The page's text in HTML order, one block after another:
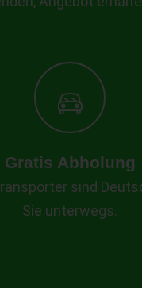
Gratis Abholung
sind
Sie unterwegs.